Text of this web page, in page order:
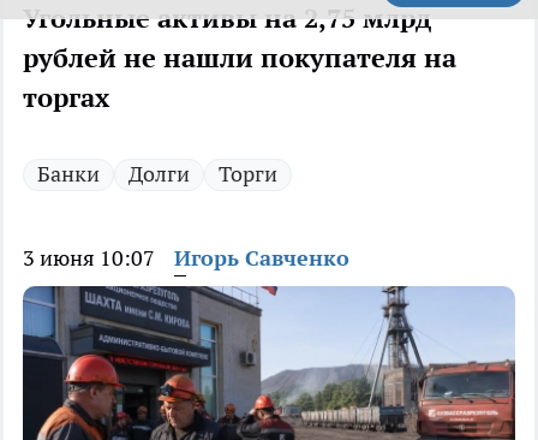
Угольные активы на 2,75 млрд
рублей не нашли покупателя на
торгах
Банки Долги Торги
3 июня 10:07 Игорь Савченко